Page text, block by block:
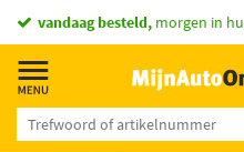
vandaag besteld, morgen in